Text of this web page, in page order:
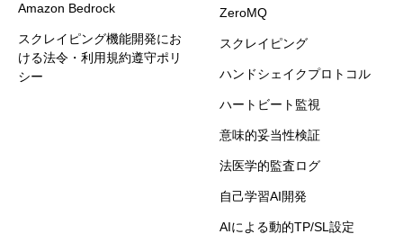
Amazon Bedrock
スクレイピング機能開発にお
ける法令・利用規約遵守ポリ
シー
ZeroMQ
スクレイピング
ハンドシェイクプロトコル
ハートビート監視
意味的妥当性検証
法医学的監査ログ
自己学習AI開発
AIによる動的TP/SL設定